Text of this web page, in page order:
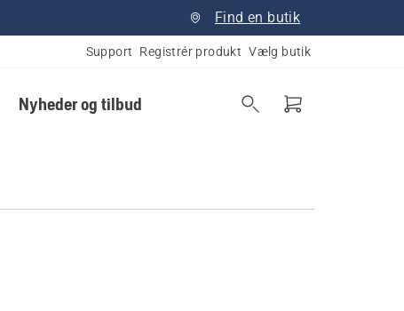
Find en butik
Support Registrér produkt Vælg butik
Nyheder og tilbud